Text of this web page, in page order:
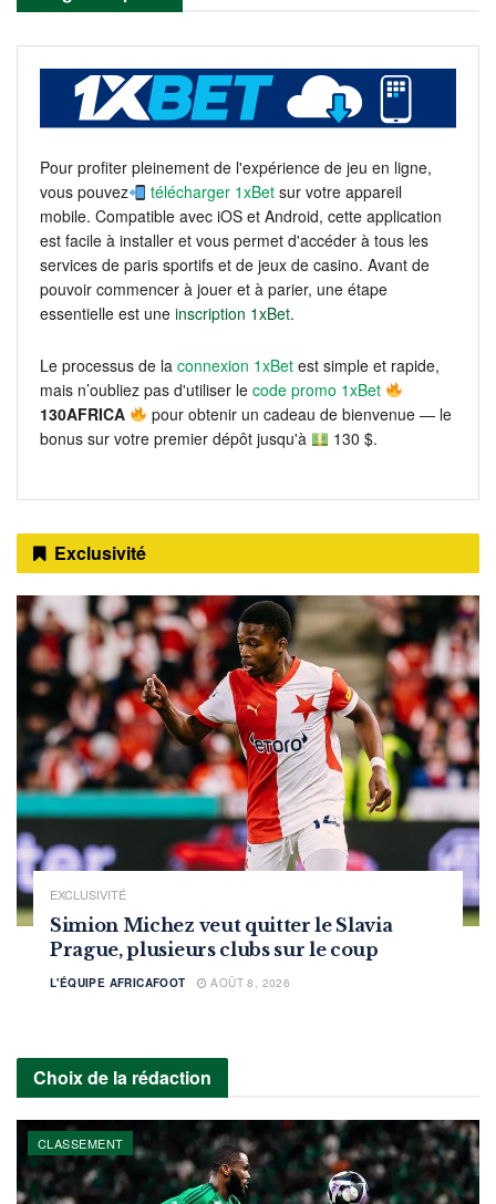
Pour profiter pleinement de l'expérience de jeu en ligne,
vous pouvez
télécharger 1xBet sur votre appareil
mobile. Compatible avec iOS et Android, cette application
est facile à installer et vous permet d'accéder à tous les
services de paris sportifs et de jeux de casino. Avant de
pouvoir commencer à jouer et à parier, une étape
essentielle est une inscription 1xBet.
Le processus de la connexion 1xBet est simple et rapide,
mais n’oubliez pas d'utiliser le code promo 1xBet
130AFRICA
pour obtenir un cadeau de bienvenue — le
bonus sur votre premier dépôt jusqu'à
130 $.
Exclusivité
EXCLUSIVITÉ
Simion Michez veut quitter le Slavia
Prague, plusieurs clubs sur le coup
L'ÉQUIPE AFRICAFOOT AOÛT 8, 2026
Choix de la rédaction
CLASSEMENT